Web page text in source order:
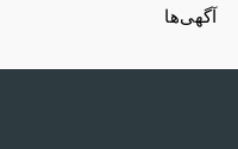
آگهی‌ها